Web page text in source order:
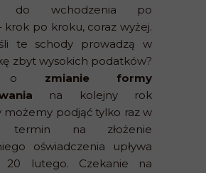
do wchodzenia po
krok po kroku, coraz wyżej.
te schody prowadzą w
zbyt wysokich podatków?
o zmianie formy
na kolejny rok
możemy podjąć tylko raz w
na złożenie
oświadczenia upływa
20 lutego. Czekanie na